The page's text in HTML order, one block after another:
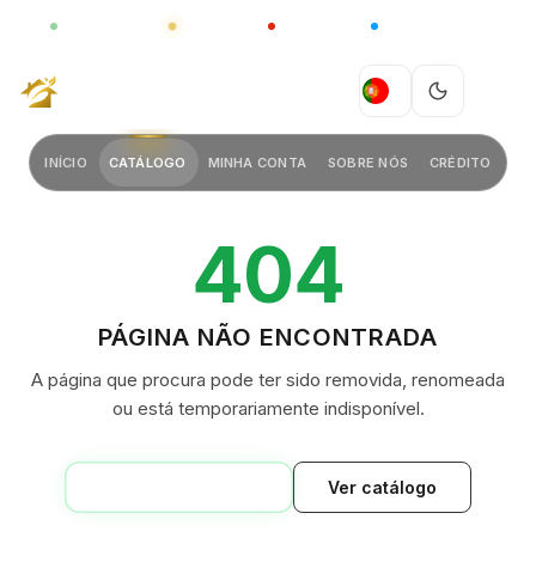
LUXO CHINA
PT
INÍCIO CATÁLOGO MINHA CONTA SOBRE NÓS CRÉDITO
404
PÁGINA NÃO ENCONTRADA
A página que procura pode ter sido removida, renomeada
ou está temporariamente indisponível.
Ver catálogo